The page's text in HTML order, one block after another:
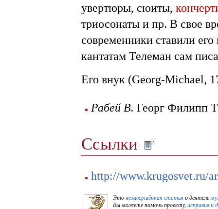
увертюры, сюиты,
триосонаты и пр. В свое
современники ставили
кантатам Телеман сам
Его внук (Georg-Michael,
Рабей В. Георг Филипп
Ссылки
http://www.krugosvet.ru/
Это незавершённая статья о деятеле
Вы можете помочь проекту, исправив и